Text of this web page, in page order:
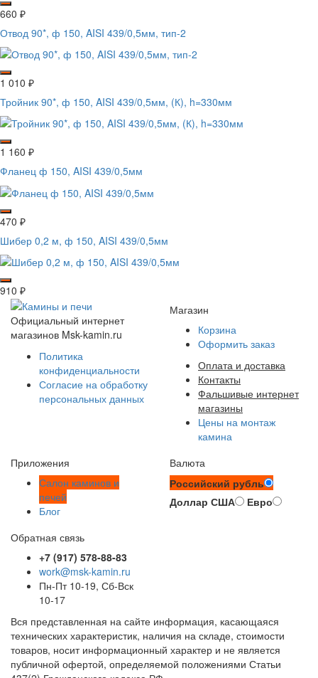
660 ₽
Отвод 90*, ф 150, AISI 439/0,5мм, тип-2
1 010 ₽
Тройник 90*, ф 150, AISI 439/0,5мм, (К), h=330мм
1 160 ₽
Фланец ф 150, AISI 439/0,5мм
470 ₽
Шибер 0,2 м, ф 150, AISI 439/0,5мм
910 ₽
Официальный интернет
магазинов Msk-kamin.ru
Политика
конфиденциальности
Согласие на обработку
персональных данных
Магазин
Корзина
Оформить заказ
Оплата и доставка
Контакты
Фальшивые интернет
магазины
Цены на монтаж
камина
Приложения
Салон каминов и
печей
Блог
Валюта
Российский рубль
Доллар США
Евро
Обратная связь
+7 (917) 578-88-83
work@msk-kamin.ru
Пн-Пт 10-19, Сб-Вск
10-17
Вся представленная на сайте информация, касающаяся
технических характеристик, наличия на складе, стоимости
товаров, носит информационный характер и не является
публичной офертой, определяемой положениями Статьи